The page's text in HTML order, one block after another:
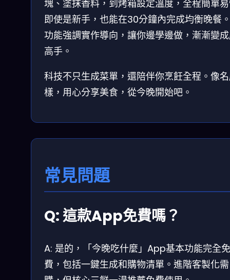
塊、塗抹香料，到烤箱設定溫度，全程簡單
即使是新手，也能在30分鐘內完成均衡晚餐
功能強調實作導向，讓你邊學邊做，漸漸變
高手。
科技不只生成菜單，還陪伴你烹飪全程。像
樣，用心分享美食，從今晚開始吧。
常見問題
Q: 這款App免費嗎？
A: 是的，「今晚吃什麼」App基本功能完全免
費，包括一鍵生成和購物清單。進階客製化